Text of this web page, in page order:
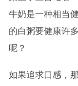
牛奶是一种相当
的白粥要健康许
呢？
如果追求口感，